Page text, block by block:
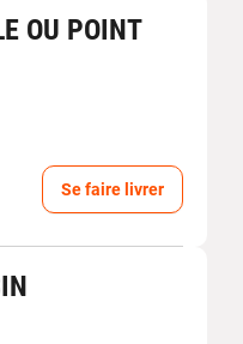
OU POINT
Se faire livrer